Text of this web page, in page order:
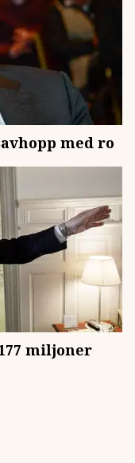
med ro
miljoner